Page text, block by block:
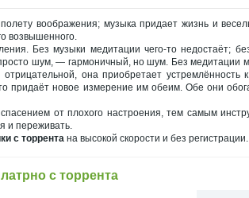
воображения; музыка придает жизнь и
возвышенного.
Без музыки медитации чего-то недостаёт;
шум, — гармоничный, но шум. Без медитации
она приобретает устремлённость
придаёт новое измерение им обеим. Обе они
от плохого настроения, тем самым
и переживать.
с торрента на высокой скорости и без регистрации.
с торрента